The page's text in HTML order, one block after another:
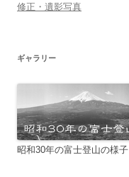
修正・遺影写真
ギャラリー
昭和30年の富士登山の様子